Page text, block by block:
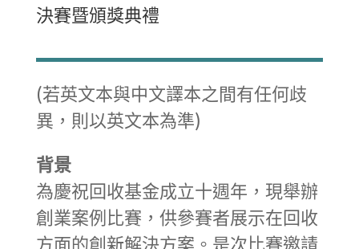
決賽暨頒獎典禮
(若英文本與中文譯本之間有任何歧
異，則以英文本為準)
背景
為慶祝回收基金成立十週年，現舉辦
創業案例比賽，供參賽者展示在回收
方面的創新解決方案。是次比賽邀請